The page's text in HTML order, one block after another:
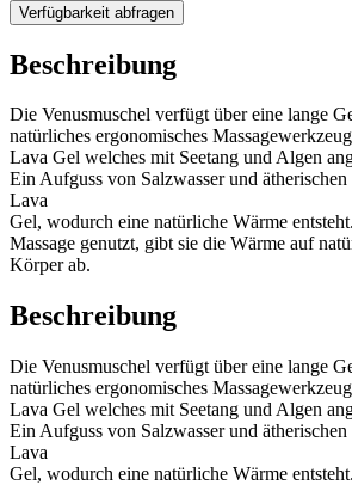
Verfügbarkeit abfragen
Beschreibung
Die Venusmuschel verfügt über eine lange
natürliches ergonomisches
Lava Gel welches mit Seetang und Algen
Ein Aufguss von Salzwasser und
Lava
Gel, wodurch eine natürliche Wärme
Massage genutzt, gibt sie die Wärme auf
Körper ab.
Beschreibung
Die Venusmuschel verfügt über eine lange
natürliches ergonomisches
Lava Gel welches mit Seetang und Algen
Ein Aufguss von Salzwasser und
Lava
Gel, wodurch eine natürliche Wärme